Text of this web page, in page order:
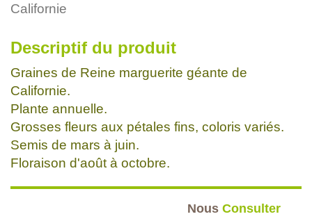
Californie
Descriptif du produit
Graines de Reine marguerite géante de
Californie.
Plante annuelle.
Grosses fleurs aux pétales fins, coloris variés.
Semis de mars à juin.
Floraison d'août à octobre.
Nous Consulter